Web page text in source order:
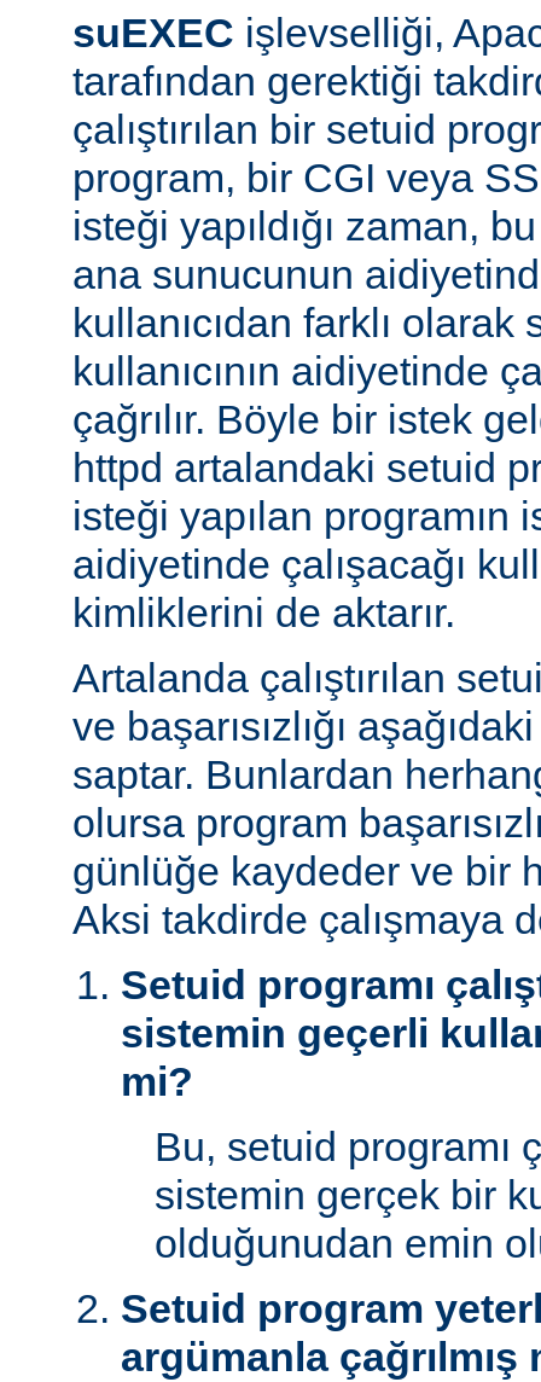
suEXEC işlevselliği,
tarafından gerektiği
çalıştırılan bir setuid
program, bir CGI veya
isteği yapıldığı zaman,
ana sunucunun
kullanıcıdan farklı olarak
kullanıcının aidiyetinde
çağrılır. Böyle bir istek
httpd artalandaki setuid
isteği yapılan programın
aidiyetinde çalışacağı
kimliklerini de aktarır.
Artalanda çalıştırılan
ve başarısızlığı
saptar. Bunlardan
olursa program
günlüğe kaydeder ve bir
Aksi takdirde çalışmaya
Setuid programı
sistemin geçerli
mi?
Bu, setuid programı
sistemin gerçek bir
olduğunudan emin
Setuid program
argümanla çağrılmış